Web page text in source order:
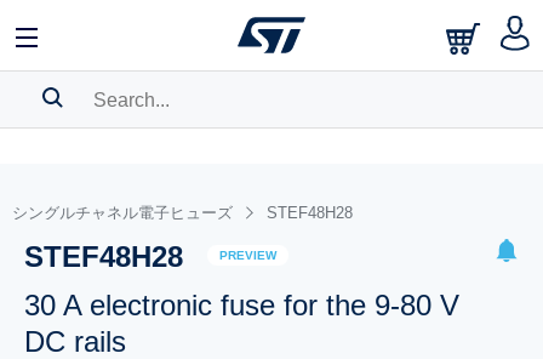
BOOKMARK
Pleaselog in to show your saved searches.
シングルチャネル電子ヒューズ STEF48H28
STEF48H28 PREVIEW
30 A electronic fuse for the 9-80 V
DC rails